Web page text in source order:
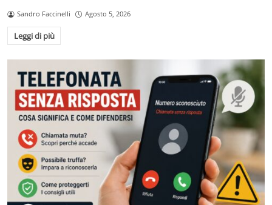
Sandro Faccinelli Agosto 5, 2026
Leggi di più